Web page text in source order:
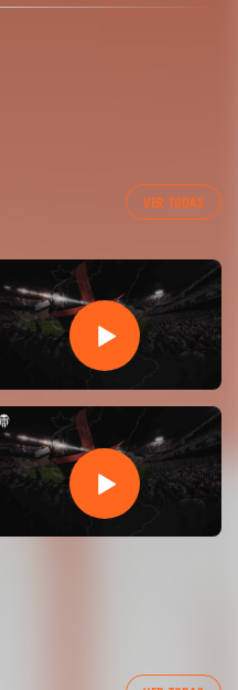
VER TODAS